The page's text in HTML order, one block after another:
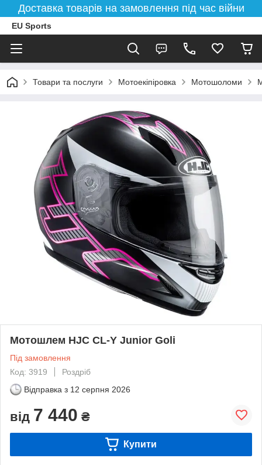
Доставка товарів на замовлення під час війни
EU Sports
Товари та послуги Мотоекіпіровка Мотошоломи
Мотошлем HJC CL-Y Junior Goli
Під замовлення
Код: 3919
Роздріб
Відправка з 12 серпня 2026
від 7 440 ₴
Купити